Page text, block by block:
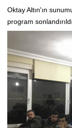
Oktay Altın'ın
program sonlandırıldı.